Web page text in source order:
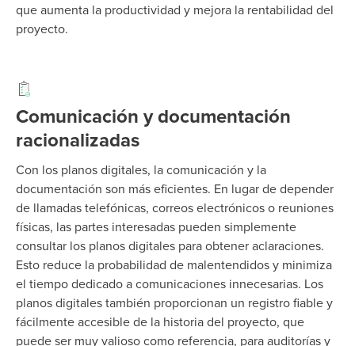
que aumenta la productividad y mejora la rentabilidad del
proyecto.
Comunicación y documentación
racionalizadas
Con los planos digitales, la comunicación y la
documentación son más eficientes. En lugar de depender
de llamadas telefónicas, correos electrónicos o reuniones
físicas, las partes interesadas pueden simplemente
consultar los planos digitales para obtener aclaraciones.
Esto reduce la probabilidad de malentendidos y minimiza
el tiempo dedicado a comunicaciones innecesarias. Los
planos digitales también proporcionan un registro fiable y
fácilmente accesible de la historia del proyecto, que
puede ser muy valioso como referencia, para auditorías y